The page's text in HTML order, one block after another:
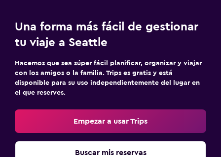
Una forma más fácil de gestionar
tu viaje a Seattle
Hacemos que sea súper fácil planificar, organizar y viajar
con los amigos o la familia. Trips es gratis y está
disponible para su uso independientemente del lugar en
el que reserves.
Empezar a usar Trips
Buscar mis reservas